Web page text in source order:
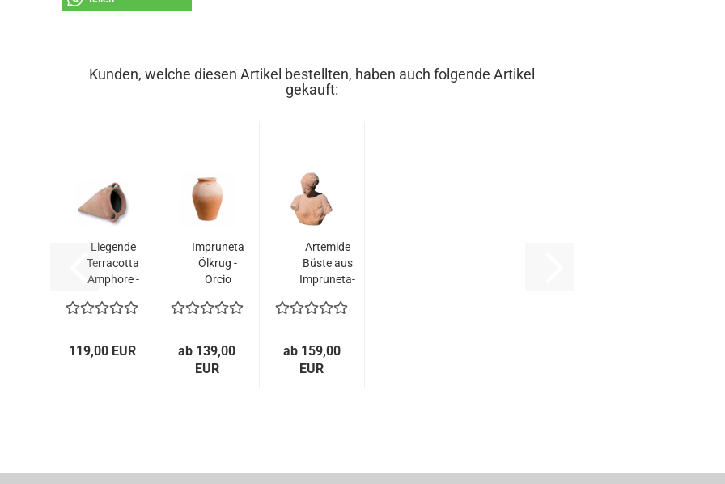
Kunden, welche diesen Artikel bestellten, haben auch folgende Artikel
gekauft:
Liegende
Terracotta
Amphore -
Punta...
119,00 EUR
Impruneta
Ölkrug -
Orcio
ab 139,00
EUR
Artemide
Büste aus
Impruneta-
ab 159,00
EUR